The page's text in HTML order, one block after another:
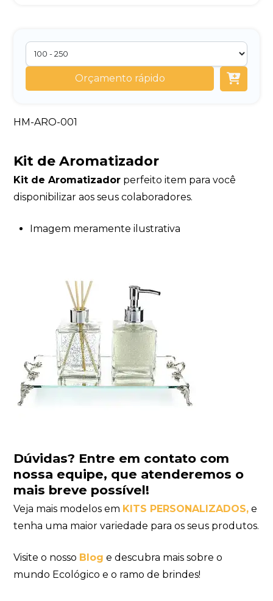
Orçamento rápido
HM-ARO-001
Kit de Aromatizador
Kit de Aromatizador perfeito item para você
disponibilizar aos seus colaboradores.
Imagem meramente ilustrativa
Dúvidas? Entre em contato com
nossa equipe, que atenderemos o
mais breve possível!
Veja mais modelos em KITS PERSONALIZADOS, e
tenha uma maior variedade para os seus produtos.
Visite o nosso Blog e descubra mais sobre o
mundo Ecológico e o ramo de brindes!